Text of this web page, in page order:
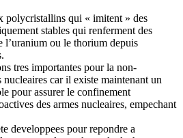
polycristallins qui « imitent » des
stables qui renferment des
l’uranium ou le thorium depuis
tres importantes pour la non-
car il existe maintenant un
pour assurer le confinement
des armes nucleaires, empechant
developpees pour repondre a